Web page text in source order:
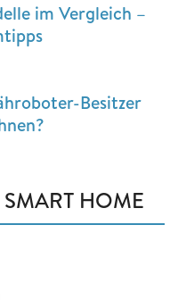
im Vergleich –
Besitzer
SMART HOME